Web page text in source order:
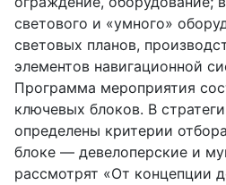
светового и «умного»
световых планов,
элементов навигационной
Программа мероприятия
ключевых блоков. В
определены критерии
блоке — девелоперские и
рассмотрят «От концепции